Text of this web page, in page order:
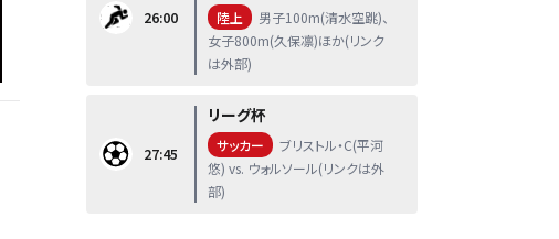
26:00 陸上
男子100m(清水空跳)、
女子800m(久保凛)ほか(リンク
は外部)
27:45
リーグ杯
サッカー
ブリストル・C(平河
悠) vs. ウォルソール(リンクは外
部)